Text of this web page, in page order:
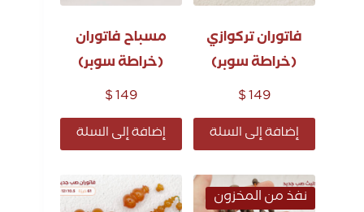
فاتوران تركوازي
(خراطة سوبر)
$149
إضافة إلى السلة
مسباح فاتوران
(خراطة سوبر)
$149
إضافة إلى السلة
نفذ من المخزون